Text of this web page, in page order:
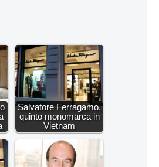
Salvatore Ferragamo,
quinto monomarca in
Vietnam